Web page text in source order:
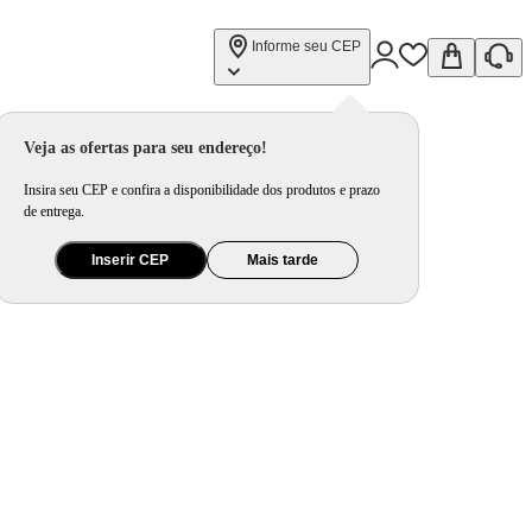
Informe seu CEP
Veja as ofertas para seu endereço!
Insira seu CEP e confira a disponibilidade dos produtos e prazo
de entrega.
Inserir CEP Mais tarde